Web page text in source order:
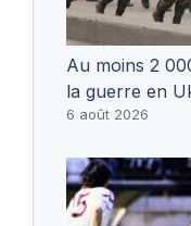
Au moins 2
la guerre en
6 août 2026